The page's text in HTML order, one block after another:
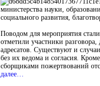
министерства науки,
социального развития,
Поводом для мероприятия
отметили участники
адресатов. Существуют и
без их ведома и согласия.
сборщиками пожертвований
далее…